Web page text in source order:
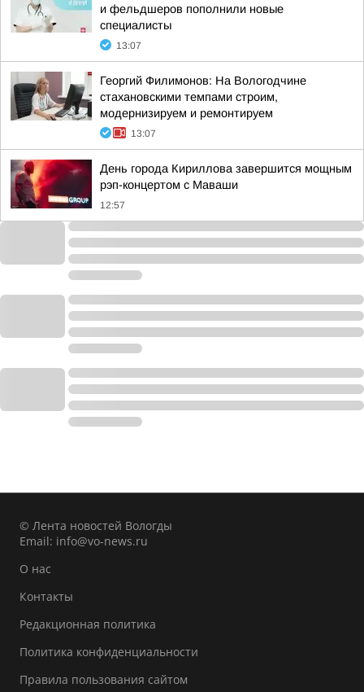
и фельдшеров пополнили новые
специалисты
13:07
Георгий Филимонов: На Вологодчине
стахановскими темпами строим,
модернизируем и ремонтируем
13:07
День города Кириллова завершится мощным
рэп-концертом с Маваши
12:57
© Лента новостей Вологды
Email: info@vo-news.ru
О нас
Контакты
Редакционная политика
Политика конфиденциальности
Правила пользования сайтом